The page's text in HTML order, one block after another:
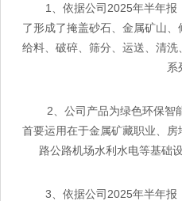
1、依据公司2025年半年报
了形成了掩盖砂石、金属矿山
给料、破碎、筛分、运送、清
系
2、公司产品为绿色环保智能
首要运用在于金属矿藏职业、
路公路机场水利水电等基础
3、依据公司2025年半年报